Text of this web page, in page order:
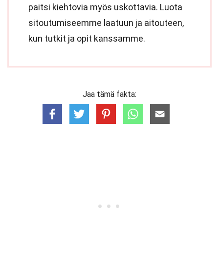
paitsi kiehtovia myös uskottavia. Luota
sitoutumiseemme laatuun ja aitouteen,
kun tutkit ja opit kanssamme.
Jaa tämä fakta: